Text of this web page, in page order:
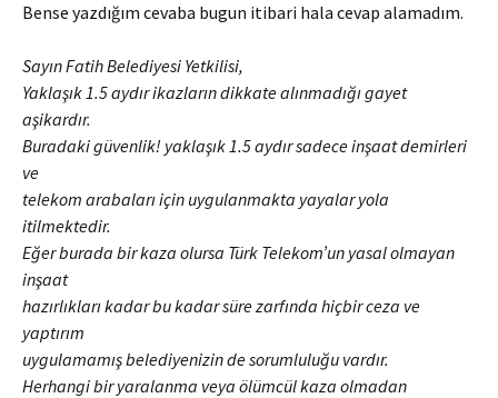
Bense yazdığım cevaba bugun itibari hala cevap alamadım.
SayınFatihBelediyesi Yetkilisi,
Yaklaşık 1.5 aydır ikazların dikkate alınmadığı gayet
aşikardır.
Buradaki güvenlik! yaklaşık 1.5 aydır sadece inşaat demirleri
ve
telekom arabaları için uygulanmakta yayalar yola
itilmektedir.
Eğer burada bir kaza olursa Türk Telekom’un yasal olmayan
inşaat
hazırlıkları kadar bu kadar süre zarfında hiçbir ceza ve
yaptırım
uygulamamış belediyenizin de sorumluluğu vardır.
Herhangi bir yaralanma veya ölümcül kaza olmadan